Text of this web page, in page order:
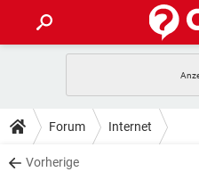
ANDROID
WINDOWS 10
TIPPS & TRICKS
SPIELE
DOWNLOADS
Forum Internet
Vorherige